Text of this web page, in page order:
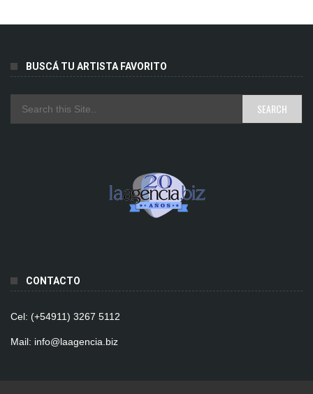
BUSCÁ TU ARTISTA FAVORITO
CONTACTO
Cel: (+54911) 3267 5112
Mail: info@laagencia.biz